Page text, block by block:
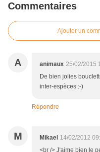
Commentaires
Ajouter un
A animaux 25/02/2015
De bien jolies
inter-espèces :-)
Répondre
M Mikael 14/02/2012
<br /> J'aime bien le